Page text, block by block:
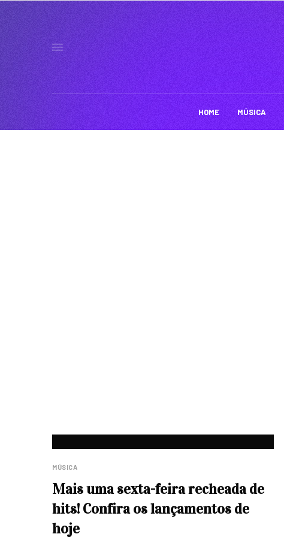
HOME MÚSICA
MÚSICA
Mais uma sexta-feira recheada de
hits! Confira os lançamentos de
hoje